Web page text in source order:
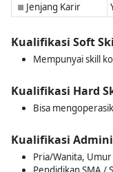
■ Jenjang Karir
Kualifikasi Soft
Mempunyai skill
Kualifikasi Hard
Bisa
Kualifikasi
Pria/Wanita,